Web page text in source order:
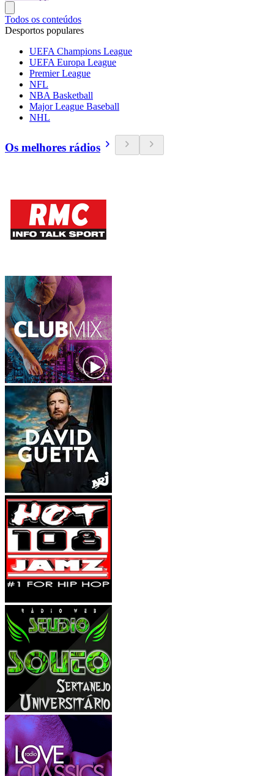
Todos os conteúdos
Desportos populares
UEFA Champions League
UEFA Europa League
Premier League
NFL
NBA Basketball
Major League Baseball
NHL
Os melhores rádios